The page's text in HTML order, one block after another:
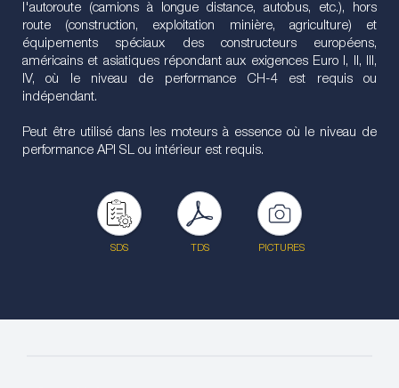
l'autoroute (camions à longue distance, autobus, etc.), hors
route (construction, exploitation minière, agriculture) et
équipements spéciaux des constructeurs européens,
américains et asiatiques répondant aux exigences Euro I, II, III,
IV, où le niveau de performance CH-4 est requis ou
indépendant.
Peut être utilisé dans les moteurs à essence où le niveau de
performance API SL ou intérieur est requis.
SDS TDS PICTURES